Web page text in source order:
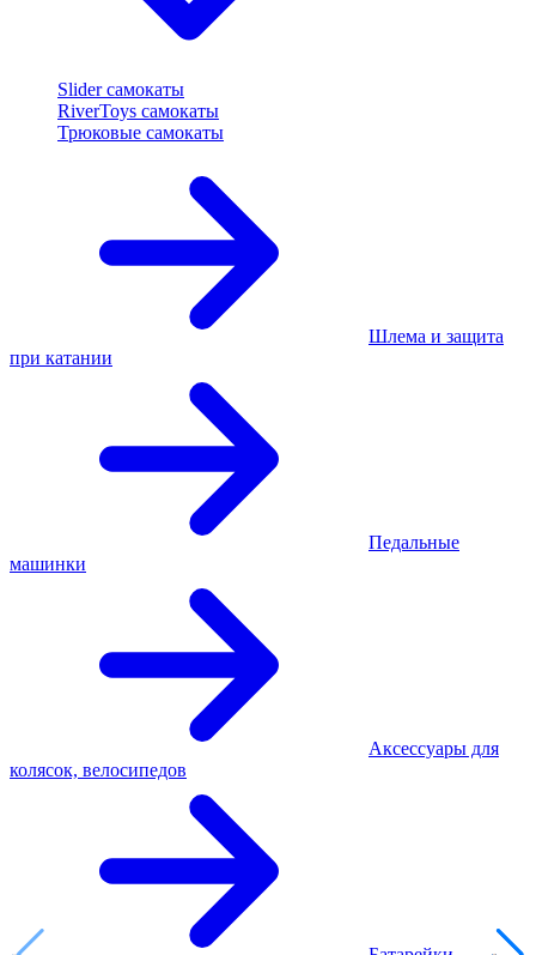
Slider самокаты
RiverToys самокаты
Трюковые самокаты
Шлема и защита
при катании
Педальные
машинки
Аксессуары для
колясок, велосипедов